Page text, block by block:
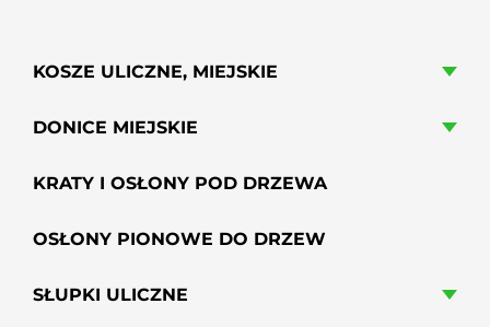
KOSZE ULICZNE, MIEJSKIE
DONICE MIEJSKIE
KRATY I OSŁONY POD DRZEWA
OSŁONY PIONOWE DO DRZEW
SŁUPKI ULICZNE